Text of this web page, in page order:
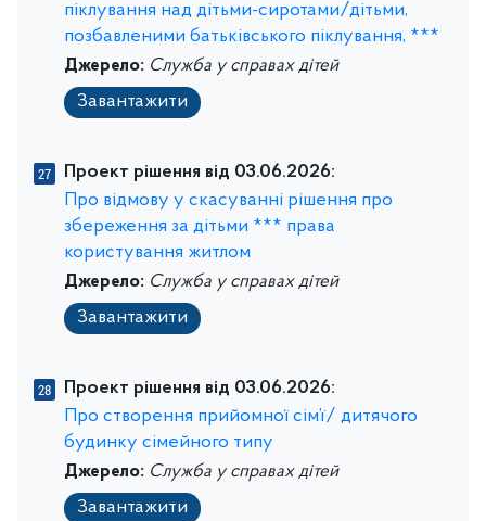
піклування над дітьми-сиротами/дітьми,
позбавленими батьківського піклування, ***
Джерело: Служба у справах дітей
Завантажити
Проект рішення від 03.06.2026:
Про відмову у скасуванні рішення про
збереження за дітьми *** права
користування житлом
Джерело: Служба у справах дітей
Завантажити
Проект рішення від 03.06.2026:
Про створення прийомної сім’ї/ дитячого
будинку сімейного типу
Джерело: Служба у справах дітей
Завантажити